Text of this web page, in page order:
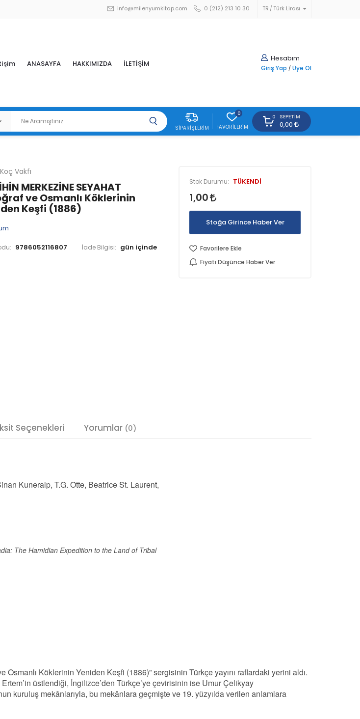
TR Türk Lirası
info@milenyumkitap.com 0 (212) 213 10 30
Hesabım
Giriş Yap / Üye Ol
ANASAYFA HAKKIMIZDA İLETİŞİM
SIPARIŞLERIM
0
FAVORILERIM
0 SEPETIM
0,00
Vakfı
MERKEZİNE SEYAHAT
ve Osmanlı Köklerinin
Keşfi (1886)
9786052116807 İade Bilgisi:
Stok Durumu: TÜKENDİ
1,00
Stoğa Girince Haber Ver
Favorilere Ekle
Fiyatı Düşünce Haber Ver
Seçenekleri Yorumlar (0)
Kuneralp, T.G. Otte, Beatrice St. Laurent,
The Hamidian Expedition to the Land of Tribal
Köklerinin Yeniden Keşfi (1886)” sergisinin Türkçe yayını raflardaki yerini aldı.
üstlendiği, İngilizce’den Türkçe’ye çevirisinin ise Umur Çelikyay
kuruluş mekânlarıyla, bu mekânlara geçmişte ve 19. yüzyılda verilen anlamlara